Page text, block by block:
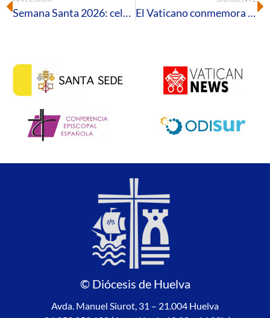
Semana Santa 2026: celebraciones litúrgicas en la Santa Iglesia Catedral El Vaticano conmemora el 225 aniversario del Beato Diego José de Cádiz, misionero presente en la tierra onubense
© Diócesis de Huelva
Avda. Manuel Siurot, 31 – 21.004 Huelva